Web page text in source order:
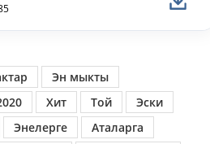
Эн мыкты
Хит Той
Эски
Энелерге
Аталарга